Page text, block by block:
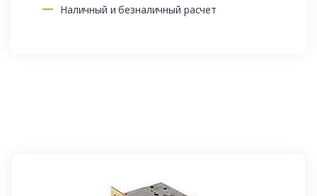
Наличный и безналичный расчет